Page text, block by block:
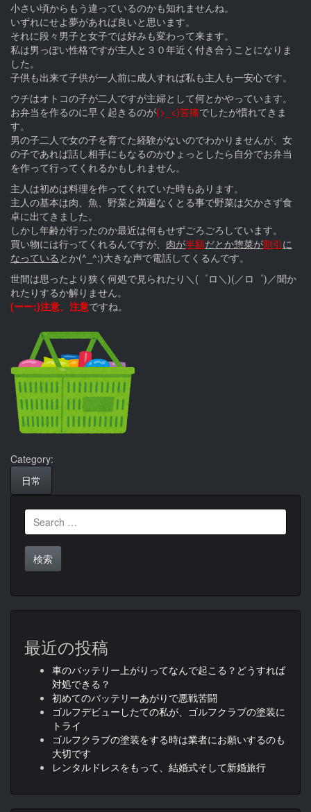
小さい頃からもう違っているのかも知れませんね。
いずれにせよ夢があれば良いと思います。
それに段々男子と女子では好みも変わって来ます。
私は男っぽい性格ですが主人と３０年近く付き合うことになりま
した。
子供も出来て子供が一人前に成人すれば私も主人も一安心です。
ウチはオトコの子が二人ですが主婦として何とかやっています。
お弁当を作るのに早く起きるのが(>_<)苦痛でしたが慣れてきま
す。
男の子二人で女の子を育てた経験がないのでわかりませんが、女
の子であれば話し相手にもなるのかひょっとしたら自分でお弁当
を作って行ってくれるかもしれません。
主人は初めは料理を作ってくれていた時もあります。
主人の基本は肉、魚、野菜と満遍なくとる事で野菜は欠かさず食
卓に出てきました。
しかし年齢が行ったのか最近は何もせずごろごろしています。
買い物には行ってくれるんですが、 肉が半額だとか惣菜が割引 に
なっている とか(^_^;)大きな声で電話してくるんです。
世間は思ったより狭く何処で見られたり＼(゜ロ＼)(／ロ゜)／聞か
れたりするか解りません。
(ーー;)注意、注意ですね。
Category:
日常
Search
for:
最近の投稿
車のバッテリー上がりってなんで起こる？どうすれば
対処できる？
初めてのバッテリーあがりで悪戦苦闘
ゴルフデビューしたての私が、ゴルフクラブの塗装に
トライ
ゴルフクラブの塗装をする時は業者にお願いするのも
大切です
レンタルドレスをもって、結婚式そして新婚旅行